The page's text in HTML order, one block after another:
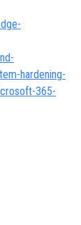
hardening-
365-